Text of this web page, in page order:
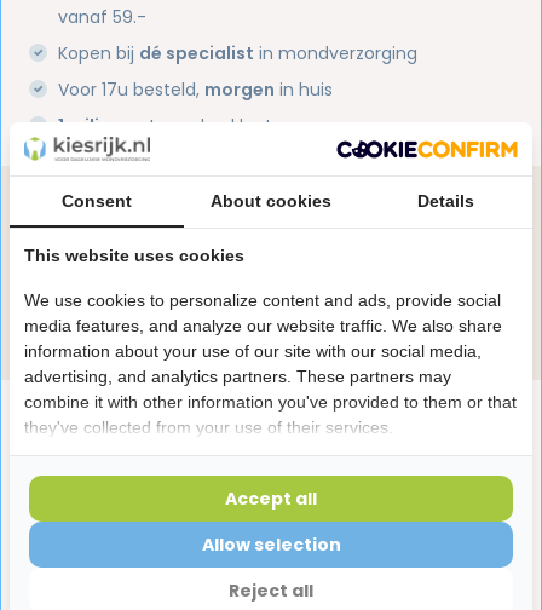
vanaf 59.-
Kopen bij dé specialist in mondverzorging
Voor 17u besteld, morgen in huis
1 miljoen+
tevreden klanten
Productomschrijving
Reviews
Heb je een vraag over dit product?
Onze specialisten helpen je graag! Spreek ons aan
in de chat of stuur een e-mail.
Stuur e-mail
Laatst bekeken producten
Consent About cookies Details
This website uses cookies
We use cookies to personalize content and ads, provide social
media features, and analyze our website traffic. We also share
information about your use of our site with our social media,
advertising, and analytics partners. These partners may
combine it with other information you've provided to them or that
they've collected from your use of their services.
Reject all
Allow selection
Accept all